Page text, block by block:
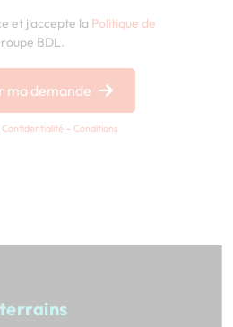
et j'accepte la Politique de
BDL.
ma demande
Confidentialité - Conditions